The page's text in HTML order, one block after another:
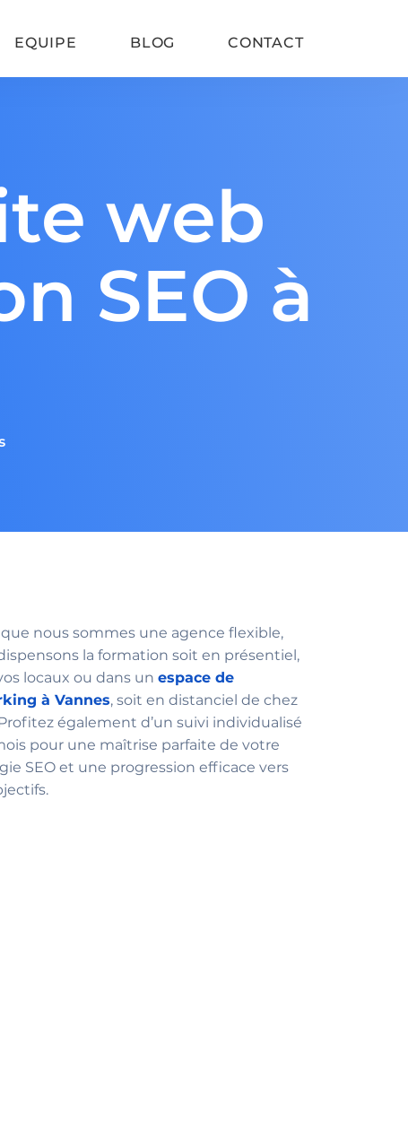
Google Consent Mode V2
SEO WordPress
EQUIPE BLOG CONTACT
web
SEO à
que nous sommes une agence flexible,
la formation soit en présentiel,
locaux ou dans unespace de
à Vannes, soit en distanciel de chez
également d’un suivi individualisé
pour une maîtrise parfaite de votre
SEO et une progression efficace vers